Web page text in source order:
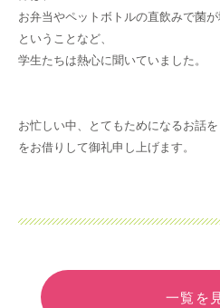
お弁当やペットボトルの直飲みで菌
ということなど、
学生たちは熱心に聞いていました。
お忙しい中、とてもためになるお話
をお借りして御礼申し上げます。
一覧を